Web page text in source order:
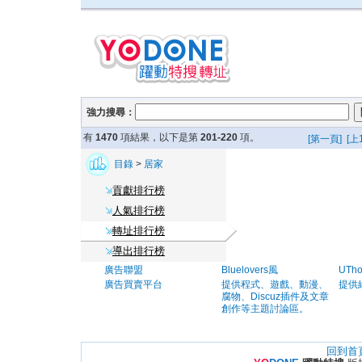
強力搜尋：
有 1470 項結果，以下是第 201-220 項。 [第一頁] [上
目錄 > 居家
貢獻排行榜
人氣排行榜
轉址排行榜
導出排行榜
廣告聯盟
廣告買賣平台
Bluelovers風
提供程式、遊戲、動漫、
腐物、Discuz插件及文章
創作等主題討論區。
提供
回到首